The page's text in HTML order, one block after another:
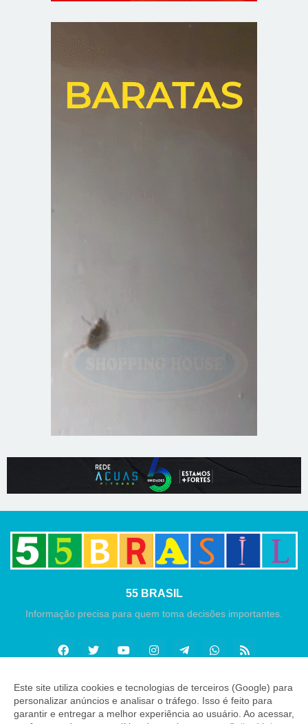
55 BRASIL
Informação precisa para quem toma decisões importantes.
Copyright ©202655 Brasil
Este site utiliza cookies e tecnologias de terceiros (Google) para
personalizar anúncios e analisar o tráfego. Isso é feito para
garantir e entregar a melhor experiência ao usuário. Ao acessar,